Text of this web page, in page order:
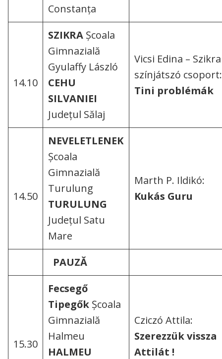
Constanța
14.10
SZIKRA Școala
Gimnazială
Gyulaffy László
CEHU
SILVANIEI
Județul Sălaj
Vicsi Edina – Szikra
színjátszó
Tini problémák
14.50
NEVELETLENEK
Școala
Gimnazială
Turulung
TURULUNG
Județul Satu
Mare
Marth P. Ildikó:
Kukás Guru
PAUZĂ
15.30
Fecsegő
Tipegők Școala
Gimnazială
Halmeu
HALMEU
Cziczó Attila:
Szerezzük vissza
Attilát !